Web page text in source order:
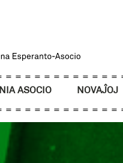
NIA ASOCIO NOVAĴOJ